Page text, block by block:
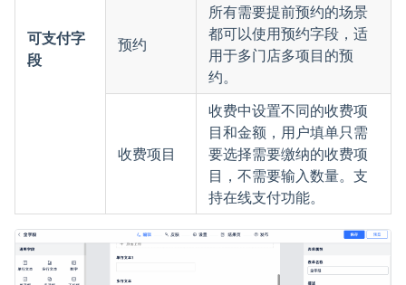
可支付字
段
预约
所有需要提前预约的场景
都可以使用预约字段，适
用于多门店多项目的预
约。
收费项目
收费中设置不同的收费项
目和金额，用户填单只需
要选择需要缴纳的收费项
目，不需要输入数量。支
持在线支付功能。